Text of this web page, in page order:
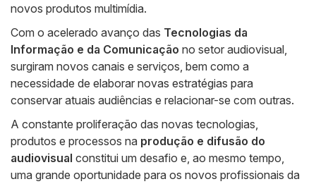
novos produtos multimídia.
Com o acelerado avanço das Tecnologias da
Informação e da Comunicação no setor audiovisual,
surgiram novos canais e serviços, bem como a
necessidade de elaborar novas estratégias para
conservar atuais audiências e relacionar-se com outras.
A constante proliferação das novas tecnologias,
produtos e processos na produção e difusão do
audiovisual constitui um desafio e, ao mesmo tempo,
uma grande oportunidade para os novos profissionais da